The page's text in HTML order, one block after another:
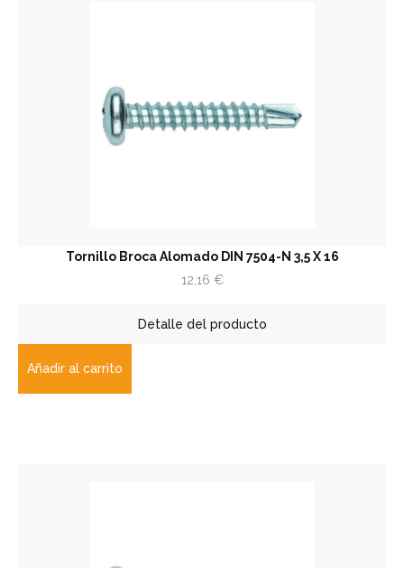
Tornillo Broca Alomado DIN 7504-N 3,5 X 16
12,16 €
Detalle del producto
Añadir al carrito